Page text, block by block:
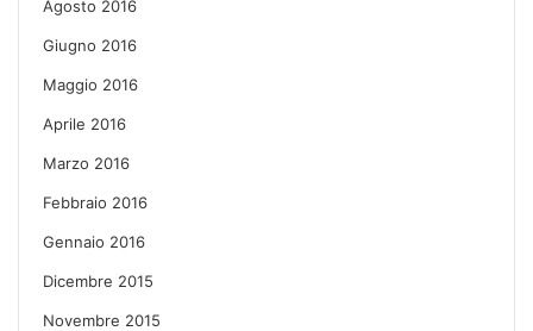
Agosto 2016
Giugno 2016
Maggio 2016
Aprile 2016
Marzo 2016
Febbraio 2016
Gennaio 2016
Dicembre 2015
Novembre 2015